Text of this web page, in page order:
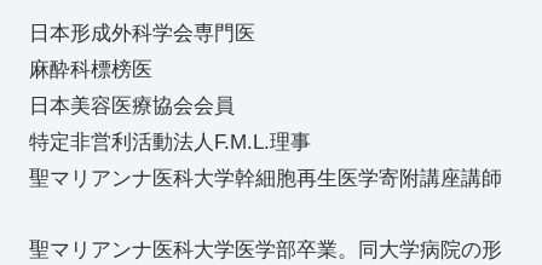
日本形成外科学会専門医
麻酔科標榜医
日本美容医療協会会員
特定非営利活動法人F.M.L.理事
聖マリアンナ医科大学幹細胞再生医学寄附講座講師
聖マリアンナ医科大学医学部卒業。同大学病院の形